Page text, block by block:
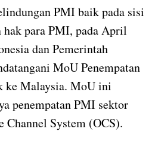
PMI baik pada sisi
para PMI, pada April
dan Pemerintah
MoU Penempatan
ke Malaysia. MoU ini
penempatan PMI sektor
System (OCS).